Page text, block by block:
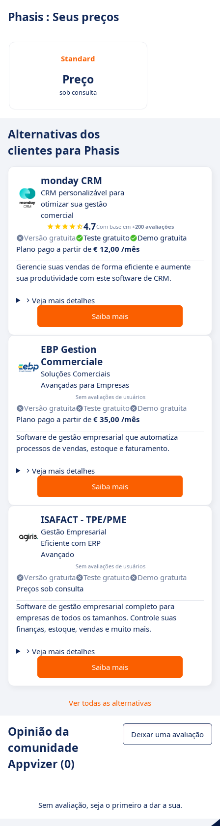
Phasis : Seus preços
Standard
Preço
sob consulta
Alternativas dos
clientes para Phasis
monday CRM
CRM personalizável para
otimizar sua gestão
comercial
4.7Com base em +200 avaliações
Versão gratuita Teste gratuito
Demo gratuita
Plano pago a partir de € 12,00 /mês
Gerencie suas vendas de forma eficiente e aumente
sua produtividade com este software de CRM.
Veja mais detalhes
Saiba mais
EBP Gestion
Commerciale
Soluções Comerciais
Avançadas para Empresas
Sem avaliações de usuários
Versão gratuita Teste gratuito
Demo gratuita
Plano pago a partir de € 35,00 /mês
Software de gestão empresarial que automatiza
processos de vendas, estoque e faturamento.
Veja mais detalhes
Saiba mais
ISAFACT - TPE/PME
Gestão Empresarial
Eficiente com ERP
Avançado
Sem avaliações de usuários
Versão gratuita Teste gratuito
Demo gratuita
Preços sob consulta
Software de gestão empresarial completo para
empresas de todos os tamanhos. Controle suas
finanças, estoque, vendas e muito mais.
Veja mais detalhes
Saiba mais
Ver todas as alternativas
Opinião da
comunidade
Appvizer (0)
Deixar uma avaliação
Sem avaliação, seja o primeiro a dar a sua.